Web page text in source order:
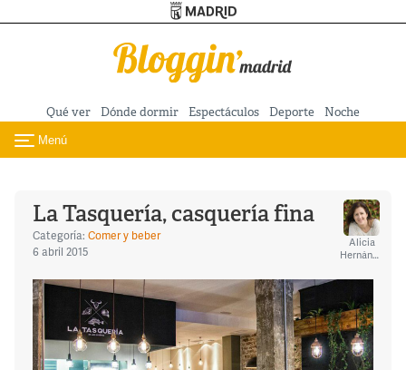
Pasar al contenido principal
Qué ver Dónde dormir Espectáculos Deporte Noche
Toggle navigation
Menú
La Tasquería, casquería fina
Categoría: Comer y beber
6 abril 2015
Alicia
Hernández